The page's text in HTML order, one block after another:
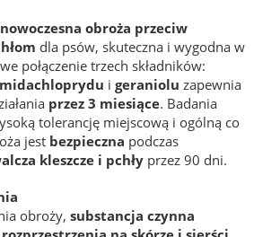
nowoczesna obroża przeciw
dla psów, skuteczna i wygodna w
połączenie trzech składników:
i geraniolu zapewnia
przez 3 miesiące. Badania
tolerancję miejscową i ogólną co
jest bezpieczna podczas
kleszcze i pchły przez 90 dni.
obroży, substancja czynna